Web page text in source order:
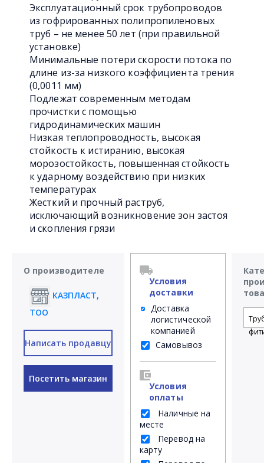
Эксплуатационный срок трубопроводов
из гофрированных полипропиленовых
труб – не менее 50 лет (при правильной
установке)
Минимальные потери скорости потока по
длине из-за низкого коэффициента трения
(0,0011 мм)
Подлежат современным методам
прочистки с помощью
гидродинамических машин
Низкая теплопроводность, высокая
стойкость к истиранию, высокая
морозостойкость, повышенная стойкость
к ударному воздействию при низких
температурах
Жесткий и прочный раструб,
исключающий возникновение зон застоя
и скопления грязи
О производителе
КАЗПЛАСТ,
ТОО
Написать продавцу
Посетить магазин
Условия
доставки
Доставка
логистической
компанией
Самовывоз
Условия
оплаты
Наличные на
месте
Перевод на
карту